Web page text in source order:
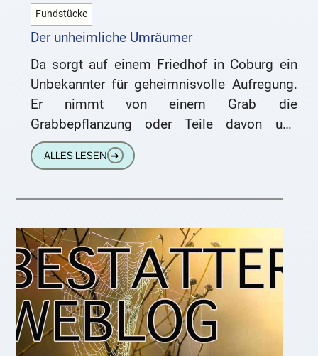
Fundstücke
Der unheimliche Umräumer
Da sorgt auf einem Friedhof in Coburg ein
Unbekannter für geheimnisvolle Aufregung.
Er nimmt von einem Grab die
Grabbepflanzung oder Teile davon und
dekoriert damit ein anderes. Mehrere Fälle
dieser
ALLES LESEN ➔